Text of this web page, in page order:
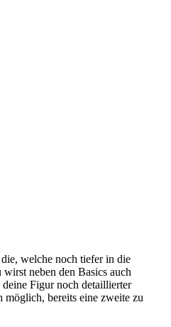
welche noch tiefer in die
wirst neben den Basics auch
Figur noch detaillierter
möglich, bereits eine zweite zu